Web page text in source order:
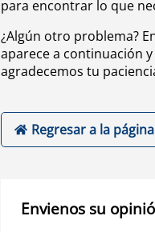
para encontrar lo que
¿Algún otro problema?
aparece a continuación
agradecemos tu
Regresar a la
Envienos su